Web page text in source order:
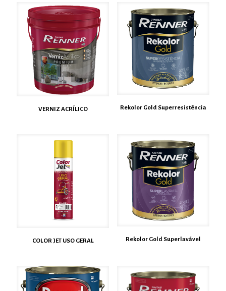
VERNIZ ACRÍLICO Rekolor Gold Superresistência
COLOR JET USO GERAL Rekolor Gold Superlavável